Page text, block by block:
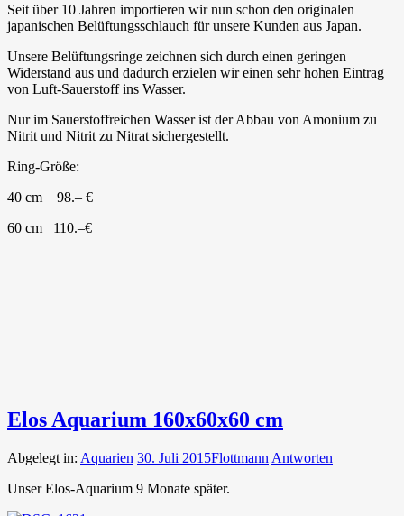
Seit über 10 Jahren importieren wir nun schon den originalen
japanischen Belüftungsschlauch für unsere Kunden aus Japan.
Unsere Belüftungsringe zeichnen sich durch einen geringen
Widerstand aus und dadurch erzielen wir einen sehr hohen Eintrag
von Luft-Sauerstoff ins Wasser.
Nur im Sauerstoffreichen Wasser ist der Abbau von Amonium zu
Nitrit und Nitrit zu Nitrat sichergestellt.
Ring-Größe:
40 cm 98.– €
60 cm 110.–€
Elos Aquarium 160x60x60 cm
Abgelegt in: Aquarien 30. Juli 2015Flottmann Antworten
Unser Elos-Aquarium 9 Monate später.